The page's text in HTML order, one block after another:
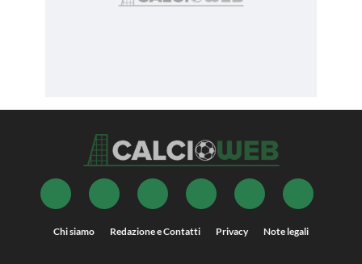
Chi siamo Redazione e Contatti Privacy Note legali